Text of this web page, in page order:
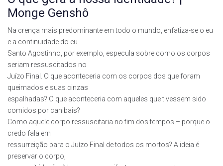
Monge Genshô
Na crença mais predominante em todo o mundo, enfatiza-se o eu
e a continuidade do eu.
Santo Agostinho, por exemplo, especula sobre como os corpos
seriam ressuscitados no
Juízo Final. O que aconteceria com os corpos dos que foram
queimados e suas cinzas
espalhadas? O que aconteceria com aqueles que tivessem sido
comidos por canibais?
Como aquele corpo ressuscitaria no fim dos tempos – porque o
credo fala em
ressurreição para o Juízo Final de todos os mortos? A ideia é
preservar o corpo,